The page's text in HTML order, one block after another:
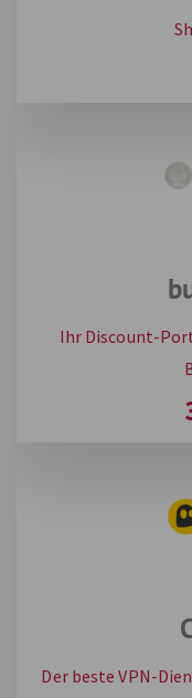
Ihr Discount-
Der beste VPN-